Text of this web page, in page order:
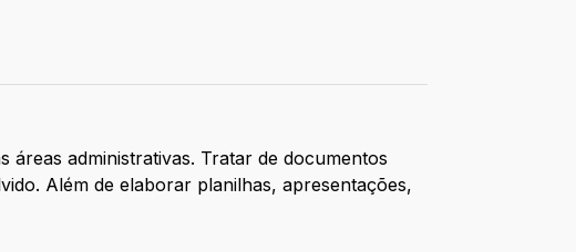
áreas administrativas. Tratar de documentos
Além de elaborar planilhas, apresentações,